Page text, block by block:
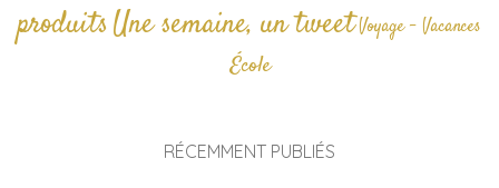
produitsUne semaine, un tweetVoyage - Vacances
École
RÉCEMMENT PUBLIÉS